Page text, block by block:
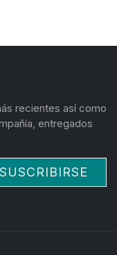
recientes así como
entregados
SUSCRIBIRSE